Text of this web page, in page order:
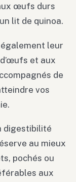
œufs durs
lit de quinoa.
leur
et aux
de
vos
digestibilité
au mieux
pochés ou
aux